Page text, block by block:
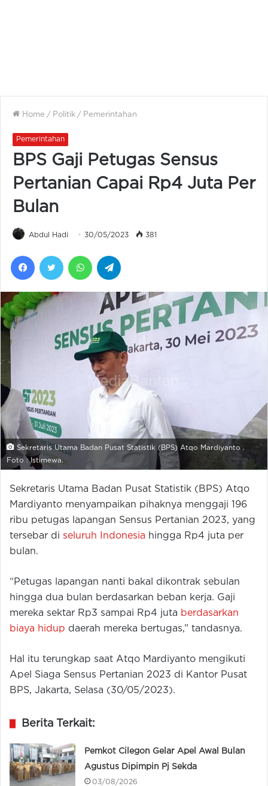
Home / Politik / Pemerintahan
Pemerintahan
BPS Gaji Petugas Sensus
Pertanian Capai Rp4 Juta Per
Bulan
Abdul Hadi 30/05/2023 381
FacebookTwitter WhatsApp
Sekretaris Utama Badan Pusat Statistik (BPS) Atqo Mardiyanto .
Foto : Istimewa.
Sekretaris Utama Badan Pusat Statistik (BPS) Atqo
Mardiyanto menyampaikan pihaknya menggaji 196
ribu petugas lapangan Sensus Pertanian 2023, yang
tersebar di seluruh Indonesia hingga Rp4 juta per
bulan.
“Petugas lapangan nanti bakal dikontrak sebulan
hingga dua bulan berdasarkan beban kerja. Gaji
mereka sektar Rp3 sampai Rp4 juta berdasarkan
biaya hidup daerah mereka bertugas,” tandasnya.
Hal itu terungkap saat Atqo Mardiyanto mengikuti
Apel Siaga Sensus Pertanian 2023 di Kantor Pusat
BPS, Jakarta, Selasa (30/05/2023).
Berita Terkait:
Pemkot Cilegon Gelar Apel Awal Bulan
Agustus Dipimpin Pj Sekda
03/08/2026